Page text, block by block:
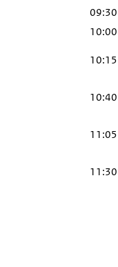
09:30
10:00
10:15
10:40
11:05
11:30